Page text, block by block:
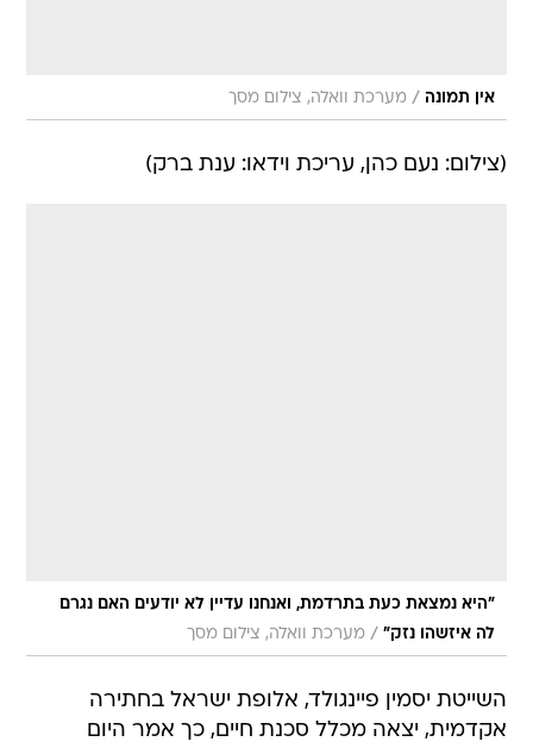
אין תמונה / מערכת וואלה, צילום מסך
(צילום: נעם כהן, עריכת וידאו: ענת ברק)
"היא נמצאת כעת בתרדמת, ואנחנו עדיין לא יודעים האם נגרם
לה איזשהו נזק" / מערכת וואלה, צילום מסך
השייטת יסמין פיינגולד, אלופת ישראל בחתירה
אקדמית, יצאה מכלל סכנת חיים, כך אמר היום